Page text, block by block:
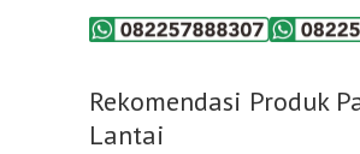
Rekomendasi Produk
Lantai